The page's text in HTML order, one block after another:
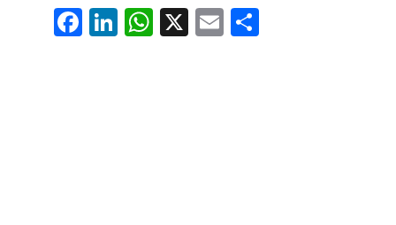
Fa
ce
Li
nk
W
ha
X E
m
Pa